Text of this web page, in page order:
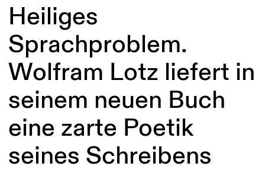
Heiliges
Sprachproblem.
Wolfram Lotz liefert in
seinem neuen Buch
eine zarte Poetik
seines Schreibens